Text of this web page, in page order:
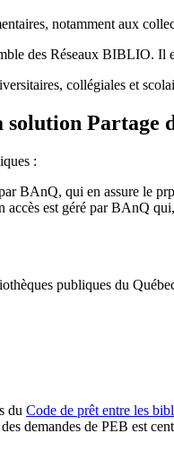
notamment aux
des Réseaux BIBLIO. Il
collégiales et
Partage
:
BAnQ, qui en assure le
est géré par BAnQ
publiques du
du Code de prêt entre les
demandes de PEB est